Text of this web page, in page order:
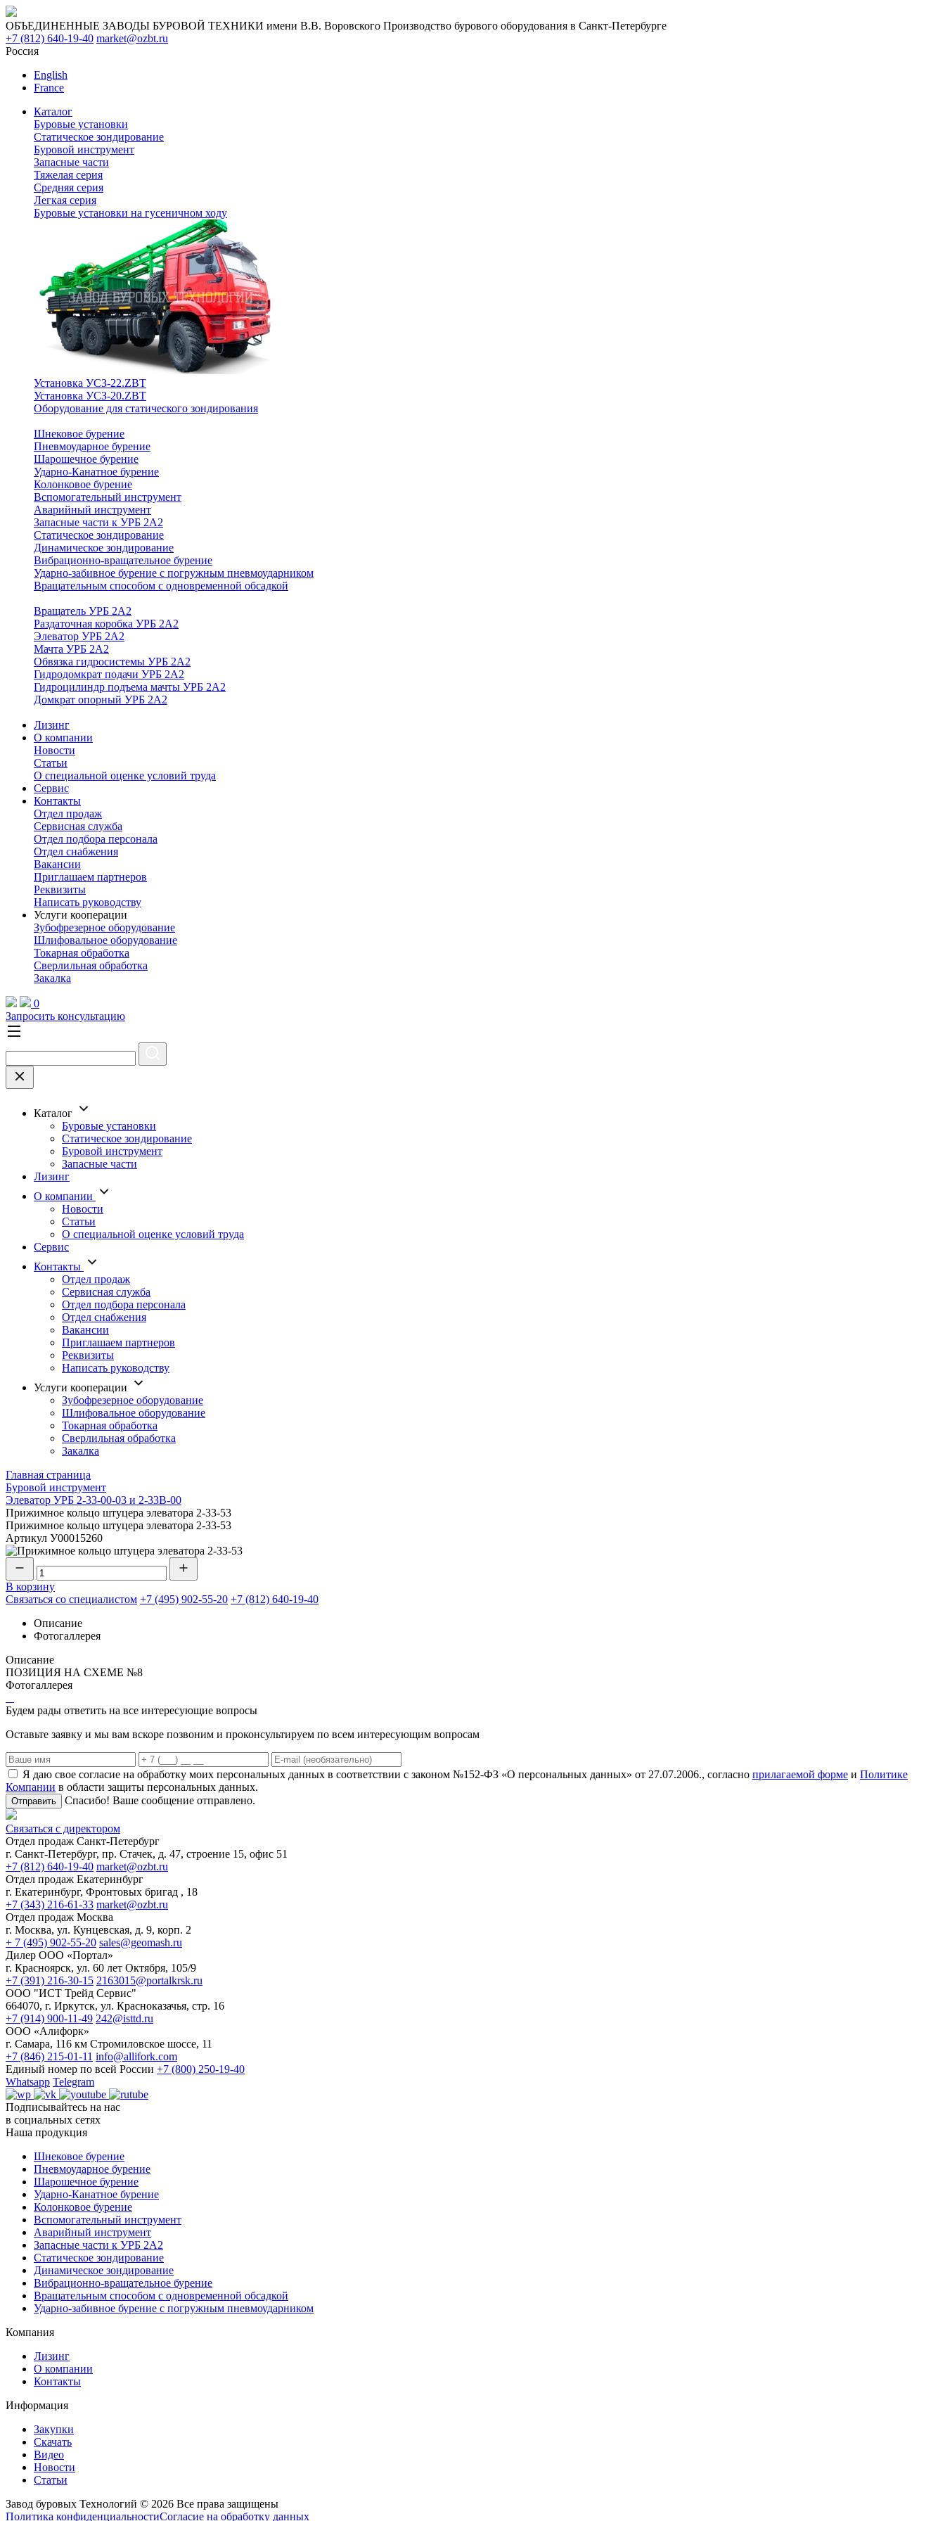
ОБЪЕДИНЕННЫЕ ЗАВОДЫ БУРОВОЙ ТЕХНИКИ имени В.В. Воровского Производство бурового оборудования в Санкт-Петербурге
+7 (812) 640-19-40 market@ozbt.ru
Россия
English
France
Каталог
Буровые установки
Статическое зондирование
Буровой инструмент
Запасные части
Тяжелая серия
Средняя серия
Легкая серия
Буровые установки на гусеничном ходу
Установка УСЗ-22.ZBT
Установка УСЗ-20.ZBT
Оборудование для статического зондирования
Шнековое бурение
Пневмоударное бурение
Шарошечное бурение
Ударно-Канатное бурение
Колонковое бурение
Вспомогательный инструмент
Аварийный инструмент
Запасные части к УРБ 2А2
Статическое зондирование
Динамическое зондирование
Вибрационно-вращательное бурение
Ударно-забивное бурение с погружным пневмоударником
Вращательным способом с одновременной обсадкой
Вращатель УРБ 2А2
Раздаточная коробка УРБ 2А2
Элеватор УРБ 2А2
Мачта УРБ 2А2
Обвязка гидросистемы УРБ 2А2
Гидродомкрат подачи УРБ 2А2
Гидроцилиндр подъема мачты УРБ 2А2
Домкрат опорный УРБ 2А2
Лизинг
О компании
Новости
Статьи
О специальной оценке условий труда
Сервис
Контакты
Отдел продаж
Сервисная служба
Отдел подбора персонала
Отдел снабжения
Вакансии
Приглашаем партнеров
Реквизиты
Написать руководству
Услуги кооперации
Зубофрезерное оборудование
Шлифовальное оборудование
Токарная обработка
Cверлильная обработка
Закалка
0
Запросить консультацию
Каталог
Буровые установки
Статическое зондирование
Буровой инструмент
Запасные части
Лизинг
О компании
Новости
Статьи
О специальной оценке условий труда
Сервис
Контакты
Отдел продаж
Сервисная служба
Отдел подбора персонала
Отдел снабжения
Вакансии
Приглашаем партнеров
Реквизиты
Написать руководству
Услуги кооперации
Зубофрезерное оборудование
Шлифовальное оборудование
Токарная обработка
Cверлильная обработка
Закалка
Главная страница
Буровой инструмент
Элеватор УРБ 2-33-00-03 и 2-33В-00
Прижимное кольцо штуцера элеватора 2-33-53
Прижимное кольцо штуцера элеватора 2-33-53
Артикул У00015260
В корзину
Связаться со специалистом +7 (495) 902-55-20 +7 (812) 640-19-40
Описание
Фотогаллерея
Описание
ПОЗИЦИЯ НА СХЕМЕ №8
Фотогаллерея
Будем рады ответить на все интересующие вопросы
Оставьте заявку и мы вам вскоре позвоним и проконсультируем по всем интересующим вопросам
Я даю свое согласие на обработку моих персональных данных в соответствии с законом №152-ФЗ «О персональных данных» от 27.07.2006., согласно прилагаемой форме и Политике
Компании в области защиты персональных данных.
Отправить Спасибо! Ваше сообщение отправлено.
Связаться с директором
Отдел продаж Санкт-Петербург
г. Санкт-Петербург, пр. Стачек, д. 47, строение 15, офис 51
+7 (812) 640-19-40 market@ozbt.ru
Отдел продаж Екатеринбург
г. Екатеринбург, Фронтовых бригад , 18
+7 (343) 216-61-33 market@ozbt.ru
Отдел продаж Москва
г. Москва, ул. Кунцевская, д. 9, корп. 2
+ 7 (495) 902-55-20 sales@geomash.ru
Дилер ООО «Портал»
г. Красноярск, ул. 60 лет Октября, 105/9
+7 (391) 216-30-15 2163015@portalkrsk.ru
ООО "ИСТ Трейд Сервис"
664070, г. Иркутск, ул. Красноказачья, стр. 16
+7 (914) 900-11-49 242@isttd.ru
ООО «Алифорк»
г. Самара, 116 км Стромиловское шоссе, 11
+7 (846) 215-01-11 info@allifork.com
Единый номер по всей России +7 (800) 250-19-40
Whatsapp Telegram
Подписывайтесь на нас
в социальных сетях
Наша продукция
Шнековое бурение
Пневмоударное бурение
Шарошечное бурение
Ударно-Канатное бурение
Колонковое бурение
Вспомогательный инструмент
Аварийный инструмент
Запасные части к УРБ 2А2
Статическое зондирование
Динамическое зондирование
Вибрационно-вращательное бурение
Вращательным способом с одновременной обсадкой
Ударно-забивное бурение с погружным пневмоударником
Компания
Лизинг
О компании
Контакты
Информация
Закупки
Скачать
Видео
Новости
Статьи
Завод буровых Технологий © 2026 Все права защищены
Политика конфиденциальностиСогласие на обработку данных